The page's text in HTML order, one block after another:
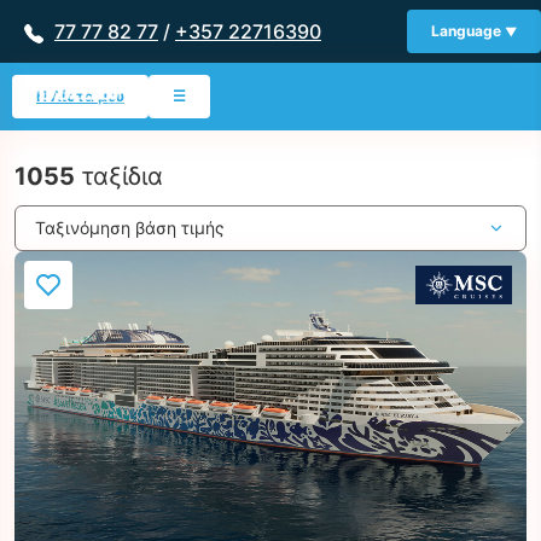
77 77 82 77 / +357 22716390 Language
Η Λίστα μου ☰
1055 ταξίδια